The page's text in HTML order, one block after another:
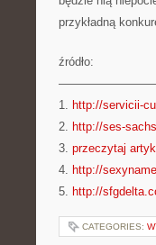
przykładną
źródło:
1. http://servicii-
2. http://ses-
3. przeczytaj
4. http://
5. http://
CATEGORIES: